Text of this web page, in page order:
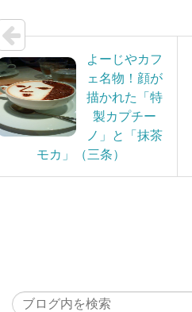
よーじやカフ
ェ名物！顔が
描かれた「特
製カプチー
ノ」と「抹茶
モカ」（三条）